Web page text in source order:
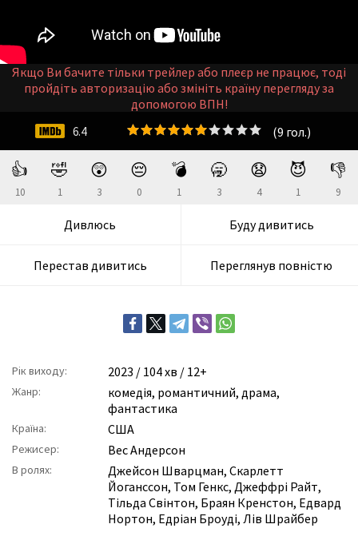
👍
10
🤣
1
😲
3
😔
0
💣
1
🥱
3
😧
4
😈
1
👎
9
Дивлюсь Буду дивитись
Перестав дивитись Переглянув повністю
Рік виходу: 2023 / 104 хв / 12+
Жанр: комедія, романтичний, драма,
фантастика
Країна: США
Режисер: Вес Андерсон
В ролях: Джейсон Шварцман, Скарлетт
Йоганссон, Том Генкс, Джеффрі Райт,
Тільда Свінтон, Браян Кренстон, Едвард
Нортон, Едріан Броуді, Лів Шрайбер
(9 гол.)
6.4
Якщо Ви бачите тільки трейлер або плеєр не працює, тоді
пройдіть авторизацію або змініть країну перегляду за
допомогою ВПН!